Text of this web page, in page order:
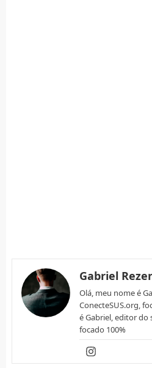
Gabriel
Olá, meu nome é
ConecteSUS.org,
é Gabriel, editor do
focado 100%